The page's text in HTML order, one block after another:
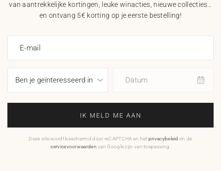
van aantrekkelijke kortingen, leuke winacties, nieuwe collecties…
en ontvang 5€ korting op je eerste bestelling!
E-mail
Datum
IK MELD ME AAN
Deze site wordt beschermd door reCAPTCHA en het privacybeleid en de
servicevoorwaarden van Google zijn van toepassing.